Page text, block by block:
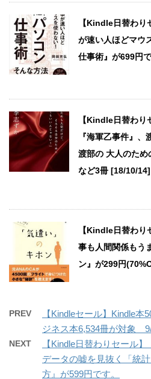
【Kindle日替わり
が速い人ほどマウ
仕事術』が699円
【Kindle日替わり
『海軍乙事件』
渡部の 大人のため
など3冊 [18/10/14]
【Kindle日替わり
事も人間関係もう
ン』が299円
PREV
【Kindleセール】Kindle
ジネス本6,534冊が対象
NEXT
【Kindle日替わりセール
データの嘘を見抜く「統
方』が599円です。